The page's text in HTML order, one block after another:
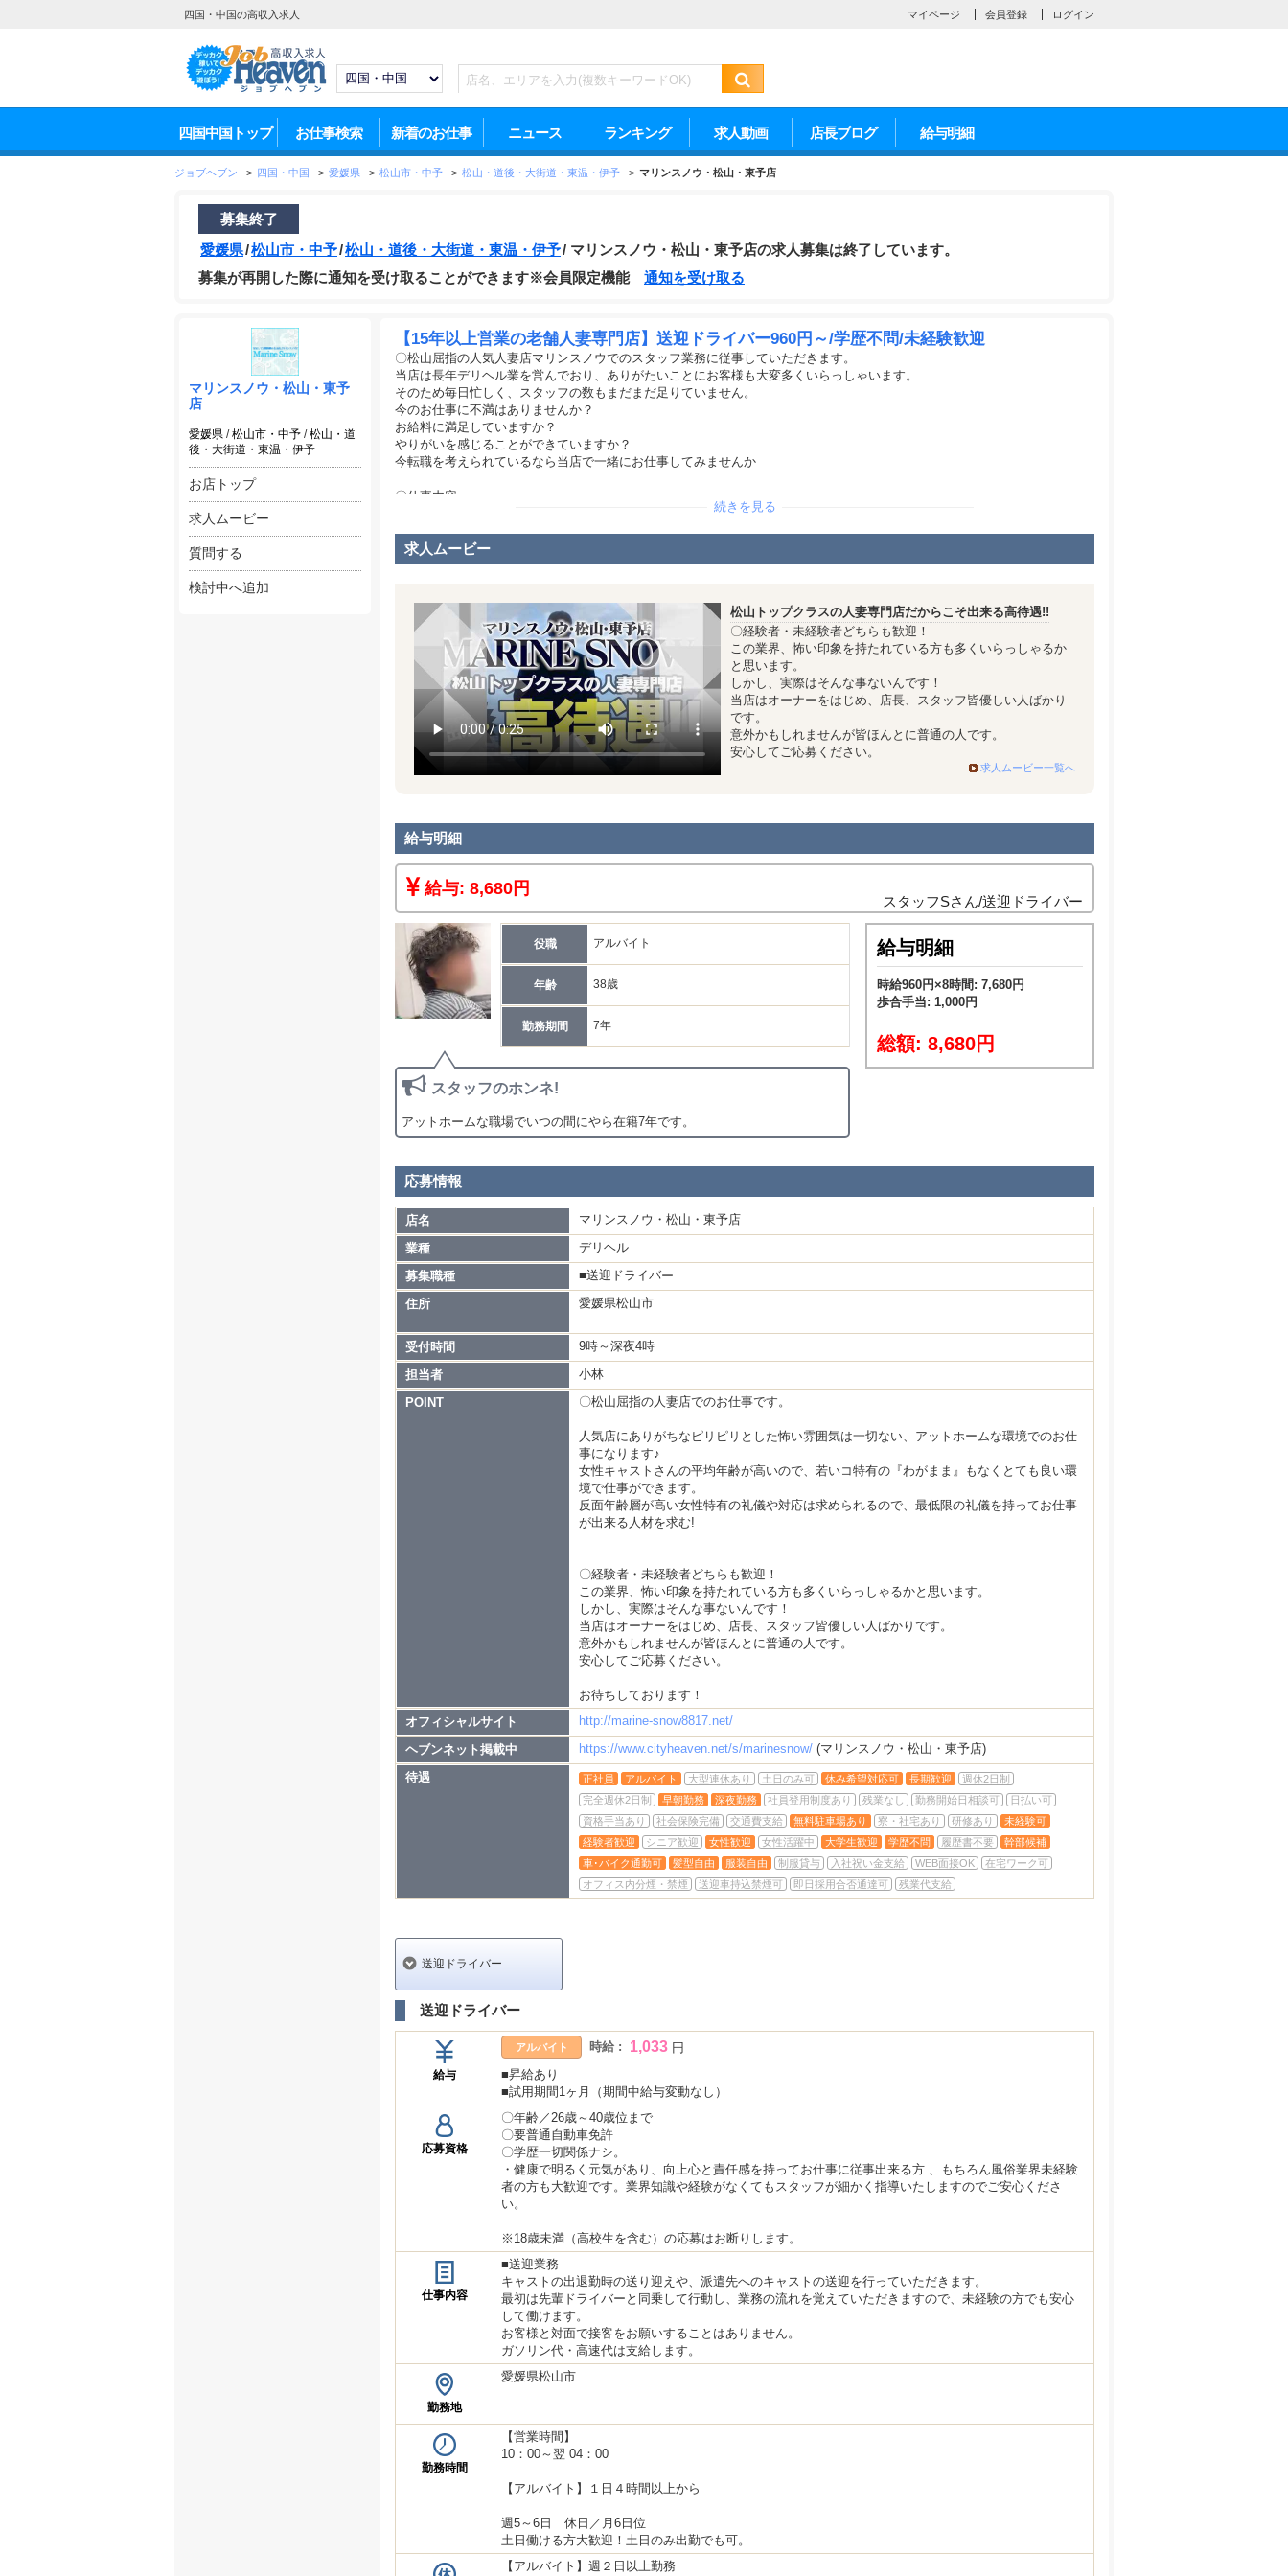
四国・中国の高収入求人 マイページ 会員登録 ログイン
四国中国トップ お仕事検索 新着のお仕事 ニュース ランキング 求人動画 店長ブログ 給与明細
ジョブヘブン > 四国・中国 > 愛媛県 > 松山市・中予 > 松山・道後・大街道・東温・伊予 > マリンスノウ・松山・東予店
募集終了
愛媛県 松山市・中予 松山・道後・大街道・東温・伊予
マリンスノウ・松山・東予店の求人募集は終了しています。
募集が再開した際に通知を受け取ることができます※会員限定機能 通知を受け取る
マリンスノウ・松山・東予
店
愛媛県 /松山市・中予 /松山・道
後・大街道・東温・伊予
お店トップ
求人ムービー
質問する
検討中へ追加
【15年以上営業の老舗人妻専門店】送迎ドライバー960円～/学歴不問/未経験歓迎
〇松山屈指の人気人妻店マリンスノウでのスタッフ業務に従事していただきます。
当店は長年デリヘル業を営んでおり、ありがたいことにお客様も大変多くいらっしゃいます。
そのため毎日忙しく、スタッフの数もまだまだ足りていません。
今のお仕事に不満はありませんか？
お給料に満足していますか？
やりがいを感じることができていますか？
今転職を考えられているなら当店で一緒にお仕事してみませんか
〇仕事内容
ウェブ作業全般・電話受付け・送迎ドライバー・女性キャストのプロデュース全般・スタッフルーム、女の子の待機部屋、送
迎車の清掃等、デリバリーヘルスのお仕事に携われるやりがいのあるお仕事になります!!
やりがいがあり、そして今より高収入を得るなら当店で決まり‼
〇経験者・未経験者どちらも歓迎！
この業界、怖い印象を持たれている方も多くいらっしゃるかと思います。
しかし、実際はそんな事ないんです！
当店はオーナーをはじめ、店長、スタッフ皆優しい人ばかりです。
意外かもしれませんが皆ほんとに普通の人です。
安心してご応募ください。
続きを見る
求人ムービー
松山トップクラスの人妻専門店だからこそ出来る高待遇!!
〇経験者・未経験者どちらも歓迎！
この業界、怖い印象を持たれている方も多くいらっしゃるか
と思います。
しかし、実際はそんな事ないんです！
当店はオーナーをはじめ、店長、スタッフ皆優しい人ばかり
です。
意外かもしれませんが皆ほんとに普通の人です。
安心してご応募ください。
求人ムービー一覧へ
給与明細
給与: 8,680円
スタッフSさん/送迎ドライバー
役職 アルバイト
年齢 38歳
勤務期間 7年
スタッフのホンネ!
アットホームな職場でいつの間にやら在籍7年です。
給与明細
時給960円×8時間: 7,680円
歩合手当: 1,000円
総額: 8,680円
応募情報
店名
マリンスノウ・松山・東予店
業種
デリヘル
募集職種
■送迎ドライバー
住所
愛媛県松山市
受付時間
9時～深夜4時
担当者
小林
POINT
〇松山屈指の人妻店でのお仕事です。
人気店にありがちなピリピリとした怖い雰囲気は一切ない、アットホームな環境でのお仕
事になります♪
女性キャストさんの平均年齢が高いので、若いコ特有の『わがまま』もなくとても良い環
境で仕事ができます。
反面年齢層が高い女性特有の礼儀や対応は求められるので、最低限の礼儀を持ってお仕事
が出来る人材を求む!
〇経験者・未経験者どちらも歓迎！
この業界、怖い印象を持たれている方も多くいらっしゃるかと思います。
しかし、実際はそんな事ないんです！
当店はオーナーをはじめ、店長、スタッフ皆優しい人ばかりです。
意外かもしれませんが皆ほんとに普通の人です。
安心してご応募ください。
お待ちしております！
オフィシャルサイト
http://marine-snow8817.net/
ヘブンネット掲載中
https://www.cityheaven.net/s/marinesnow/ (マリンスノウ・松山・東予店)
待遇
正社員 アルバイト 大型連休あり 土日のみ可 休み希望対応可 長期歓迎
週休2日制
完全週休2日制
早朝勤務 深夜勤務 社員登用制度あり 残業なし 勤務開始日相談可
日払い可
資格手当あり
社会保険完備 交通費支給 無料駐車場あり 寮・社宅あり 研修あり
未経験可
経験者歓迎
シニア歓迎 女性歓迎 女性活躍中 大学生歓迎 学歴不問 履歴書不要
幹部候補
車･バイク通勤可
髪型自由 服装自由 制服貸与 入社祝い金支給 WEB面接OK
在宅ワーク可
オフィス内分煙・禁煙
送迎車持込禁煙可 即日採用合否通達可 残業代支給
送迎ドライバー
送迎ドライバー
給与
アルバイト 時給 : 1,033 円
■昇給あり
■試用期間1ヶ月（期間中給与変動なし）
応募資格
〇年齢／26歳～40歳位まで
〇要普通自動車免許
〇学歴一切関係ナシ。
・健康で明るく元気があり、向上心と責任感を持ってお仕事に従事出来る方 、もちろん風俗業界未経験
者の方も大歓迎です。業界知識や経験がなくてもスタッフが細かく指導いたしますのでご安心くださ
い。
※18歳未満（高校生を含む）の応募はお断りします。
仕事内容
■送迎業務
キャストの出退勤時の送り迎えや、派遣先へのキャストの送迎を行っていただきます。
最初は先輩ドライバーと同乗して行動し、業務の流れを覚えていただきますので、未経験の方でも安心
して働けます。
お客様と対面で接客をお願いすることはありません。
ガソリン代・高速代は支給します。
勤務地
愛媛県松山市
勤務時間
【営業時間】
10：00～翌 04：00
【アルバイト】１日４時間以上から
週5～6日 休日／月6日位
土日働ける方大歓迎！土日のみ出勤でも可。
【アルバイト】週２日以上勤務